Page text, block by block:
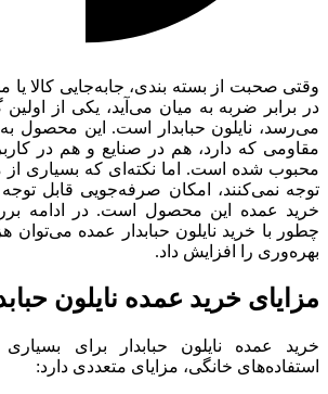
وقتی صحبت از بسته‌ بندی، جابه‌جایی کالا
در برابر ضربه به میان می‌آید، یکی از
می‌رسد، نایلون حبابدار است. این محصول
مقاومی که دارد، هم در صنایع و هم در
محبوب شده است. اما نکته‌ای که بسیاری
توجه نمی‌کنند، امکان صرفه‌جویی قابل
خرید عمده این محصول است. در ادامه
چطور با خرید نایلون حبابدار عمده می‌توان
بهره‌وری را افزایش داد.
مزایای خرید عمده نایلون
خرید عمده نایلون حبابدار برای
استفاده‌های خانگی، مزایای متعددی دارد: